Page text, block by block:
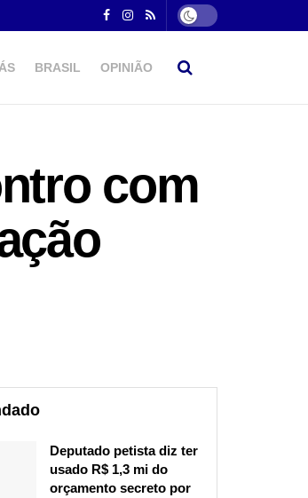
BRASIL OPINIÃO
com
Deputado petista diz ter
usado R$ 1,3 mi do
orçamento secreto por